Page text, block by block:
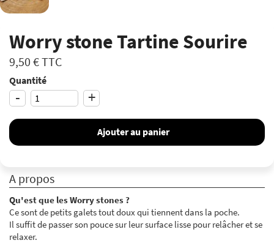
Worry stone Tartine Sourire
9,50 €TTC
Quantité
- +
Ajouter au panier
A propos
Qu'est que les Worry stones ?
Ce sont de petits galets tout doux qui tiennent dans la poche.
Il suffit de passer son pouce sur leur surface lisse pour relâcher et se
relaxer.